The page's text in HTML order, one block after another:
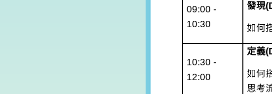
09:00 -
10:30
發現
如何
10:30 -
12:00
定義
如何
思考